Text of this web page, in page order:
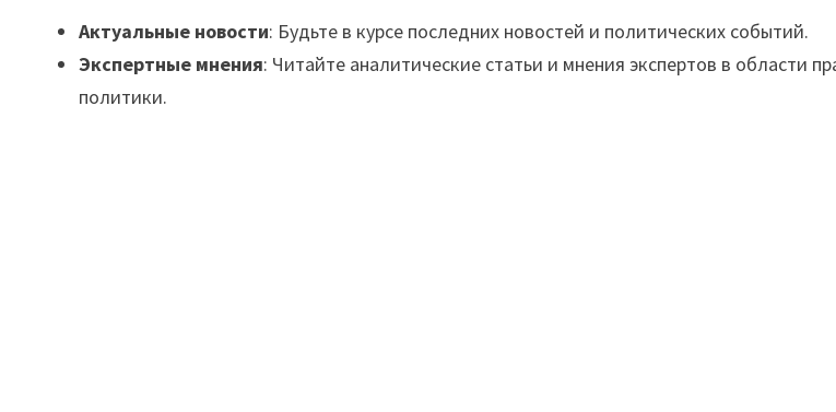
Актуальные новости: Будьте в курсе последних новостей и политических событий.
Экспертные мнения: Читайте аналитические статьи и мнения экспертов в области
политики.